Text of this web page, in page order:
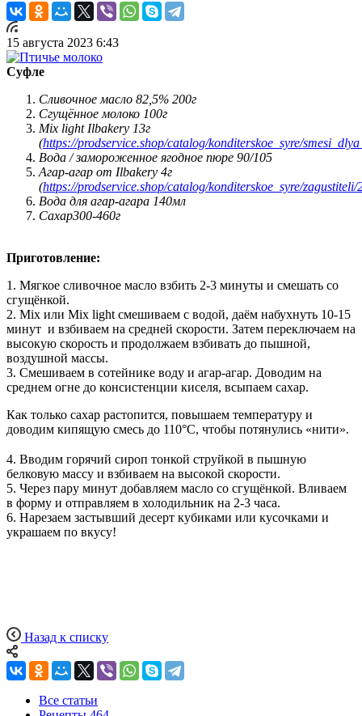
15 августа 2023 6:43
Суфле
Сливочное масло 82,5% 200г
Сгущённое молоко 100г
Mix light Ilbakery 13г
(https://prodservice.shop/catalog/konditerskoe_syre/
Вода / замороженное ягодное пюре 90/105
Агар-агар от Ilbakery 4г
(https://prodservice.shop/catalog/konditerskoe_syre/zagustiteli/
Вода для агар-агара 140мл
Сахар300-460г
Приготовление:
1. Мягкое сливочное масло взбить 2-3 минуты и смешать со
сгущёнкой.
2. Mix или Mix light смешиваем с водой, даём набухнуть 10-15
минут и взбиваем на средней скорости. Затем переключаем на
высокую скорость и продолжаем взбивать до пышной,
воздушной массы.
3. Смешиваем в сотейнике воду и агар-агар. Доводим на
среднем огне до консистенции киселя, всыпаем сахар.
Как только сахар растопится, повышаем температуру и
доводим кипящую смесь до 110°С, чтобы потянулись «нити».
4. Вводим горячий сироп тонкой струйкой в пышную
белковую массу и взбиваем на высокой скорости.
5. Через пару минут добавляем масло со сгущёнкой. Вливаем
в форму и отправляем в холодильник на 2-3 часа.
6. Нарезаем застывший десерт кубиками или кусочками и
украшаем по вкусу!
Назад к списку
Все статьи